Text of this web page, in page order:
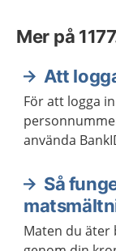
Mer på
Att
För att logga
använda
Så
Maten du äter